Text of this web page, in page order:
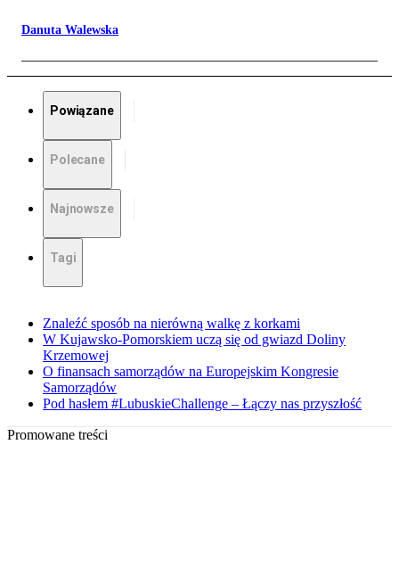
Danuta Walewska
Powiązane
Polecane
Najnowsze
Tagi
Znaleźć sposób na nierówną walkę z korkami
W Kujawsko-Pomorskiem uczą się od gwiazd Doliny
Krzemowej
O finansach samorządów na Europejskim Kongresie
Samorządów
Pod hasłem #LubuskieChallenge – Łączy nas przyszłość
Promowane treści